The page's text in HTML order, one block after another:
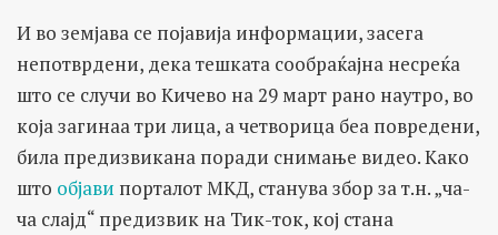
И во земјава се појавија информации, засега
непотврдени, дека тешката сообраќајна несреќа
што се случи во Кичево на 29 март рано наутро, во
која загинаа три лица, а четворица беа повредени,
била предизвикана поради снимање видео. Како
што објави порталот МКД, станува збор за т.н. „ча-
ча слајд“ предизвик на Тик-ток, кој стана